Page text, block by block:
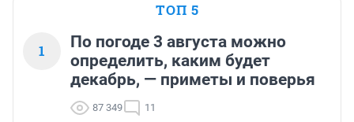
ТОП 5
1
По погоде 3 августа можно
определить, каким будет
декабрь, — приметы и поверья
87 349 11